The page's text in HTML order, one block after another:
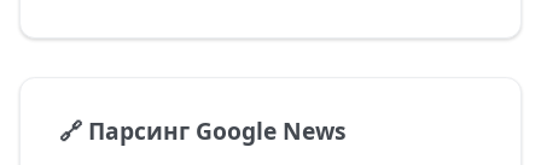
🔗 Парсинг Google News